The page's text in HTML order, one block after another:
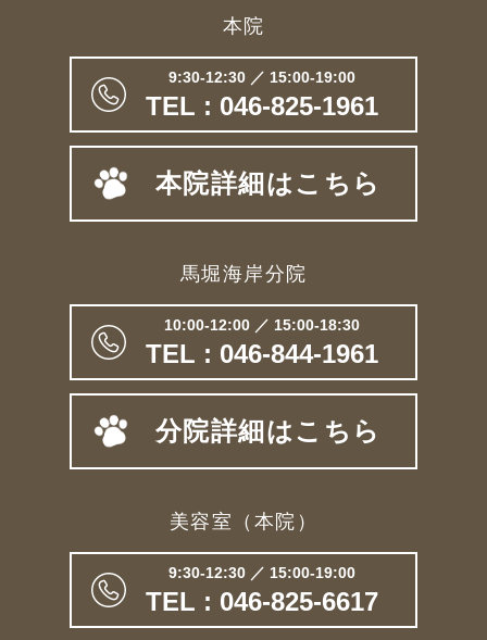
本院
9:30-12:30 ／ 15:00-19:00
TEL : 046-825-1961
本院詳細はこちら
馬堀海岸分院
10:00-12:00 ／ 15:00-18:30
TEL : 046-844-1961
分院詳細はこちら
美容室（本院）
9:30-12:30 ／ 15:00-19:00
TEL : 046-825-6617